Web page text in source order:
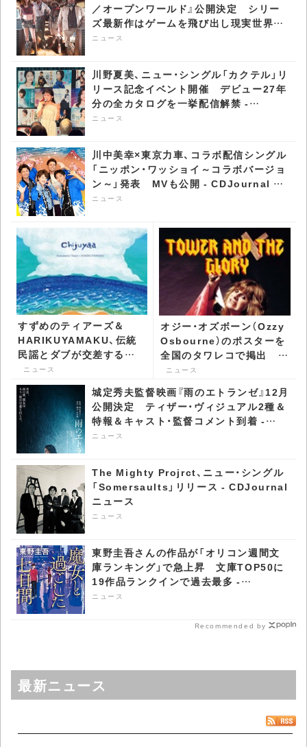
／オープンワールド』公開決定 シリー
ズ最新作はゲームを飛び出し現実世界へ
- CDJournal ニュース
ニュース
川野夏美、ニュー・シングル「カクテル」リ
リース記念イベント開催 デビュー27年
分の全カタログを一挙配信解禁 -
CDJournal ニュース
ニュース
川中美幸×東京力車、コラボ配信シングル
「ニッポン・ワッショイ～コラボバージョ
ン～」発表 MVも公開 - CDJournal ニ
ュース
ニュース
すずめのティアーズ＆
HARIKUYAMAKU、伝統
民謡とダブが交差する
「Chijuyaa」を7インチで
発表 - CDJournal ニュー
ス
ニュース
オジー・オズボーン（Ozzy
Osbourne）のポスターを
全国のタワレコで掲出 ハ
ードロック／ヘヴィ・メタ
動 - CDJournal ニュース
ニュース
城定秀夫監督映画『雨のエトランゼ』12月
公開決定 ティザー・ヴィジュアル2種＆
特報＆キャスト・監督コメント到着 -
CDJournal ニュース
ニュース
The Mighty Projrct、ニュー・シングル
「Somersaults」リリース - CDJournal
ニュース
ニュース
東野圭吾さんの作品が「オリコン週間文
庫ランキング」で急上昇​ 文庫TOP50に
19作品ランクインで過去最多 -
CDJournal ニュース
ニュース
Recommended by
最新ニュース